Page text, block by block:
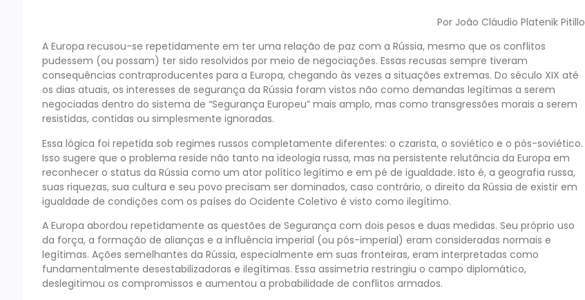
Por João Cláudio Platenik Pitillo
A Europa recusou-se repetidamente em ter uma relação de paz com a Rússia, mesmo que os conflitos
pudessem (ou possam) ter sido resolvidos por meio de negociações. Essas recusas sempre tiveram
consequências contraproducentes para a Europa, chegando às vezes a situações extremas. Do século XIX até
os dias atuais, os interesses de segurança da Rússia foram vistos não como demandas legítimas a serem
negociadas dentro do sistema de “Segurança Europeu” mais amplo, mas como transgressões morais a serem
resistidas, contidas ou simplesmente ignoradas.
Essa lógica foi repetida sob regimes russos completamente diferentes: o czarista, o soviético e o pós-soviético.
Isso sugere que o problema reside não tanto na ideologia russa, mas na persistente relutância da Europa em
reconhecer o status da Rússia como um ator político legítimo e em pé de igualdade. Isto é, a geografia russa,
suas riquezas, sua cultura e seu povo precisam ser dominados, caso contrário, o direito da Rússia de existir em
igualdade de condições com os países do Ocidente Coletivo é visto como ilegítimo.
A Europa abordou repetidamente as questões de Segurança com dois pesos e duas medidas. Seu próprio uso
da força, a formação de alianças e a influência imperial (ou pós-imperial) eram consideradas normais e
legítimas. Ações semelhantes da Rússia, especialmente em suas fronteiras, eram interpretadas como
fundamentalmente desestabilizadoras e ilegítimas. Essa assimetria restringiu o campo diplomático,
deslegitimou os compromissos e aumentou a probabilidade de conflitos armados.